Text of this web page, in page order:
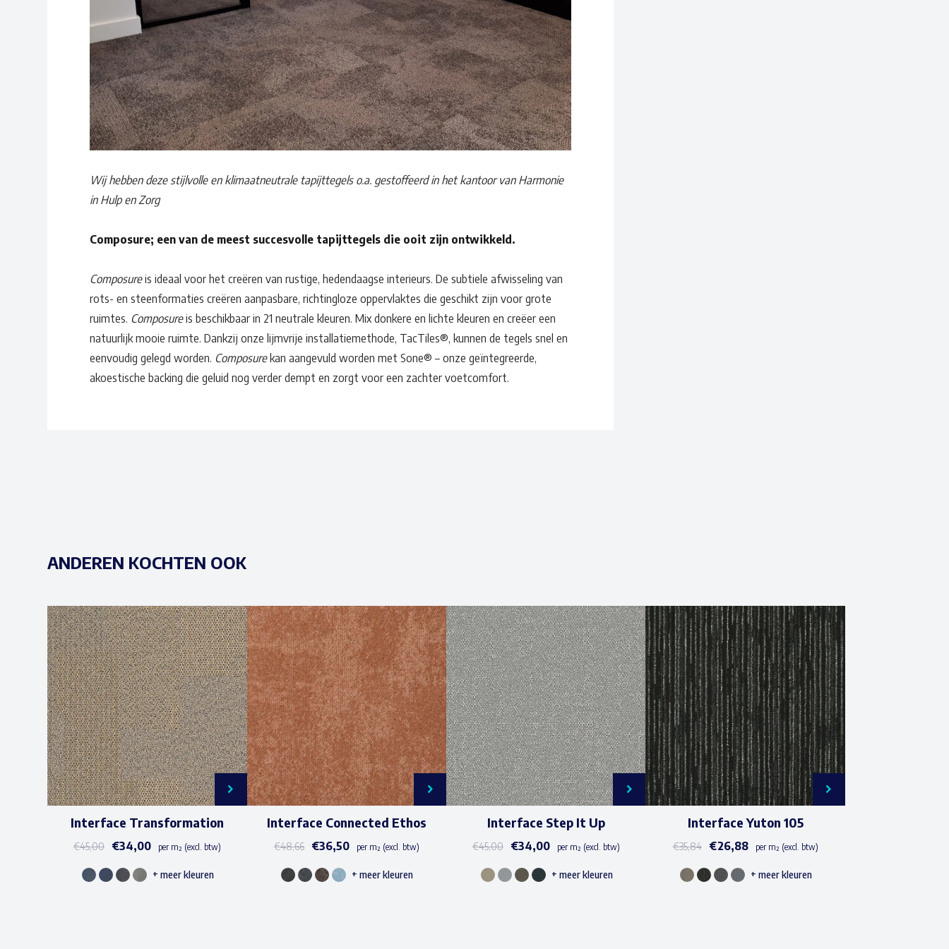
Wij hebben deze stijlvolle en klimaatneutrale tapijttegels o.a. gestoffeerd in het kantoor van Harmonie
in Hulp en Zorg
Composure; een van de meest succesvolle tapijttegels die ooit zijn ontwikkeld.
Composureis ideaal voor het creëren van rustige, hedendaagse interieurs. De subtiele afwisseling van
rots- en steenformaties creëren aanpasbare, richtingloze oppervlaktes die geschikt zijn voor grote
ruimtes. Composureis beschikbaar in 21 neutrale kleuren. Mix donkere en lichte kleuren en creëer een
natuurlijk mooie ruimte. Dankzij onze lijmvrije installatiemethode, TacTiles®, kunnen de tegels snel en
eenvoudig gelegd worden. Composurekan aangevuld worden met Sone® – onze geïntegreerde,
akoestische backing die geluid nog verder dempt en zorgt voor een zachter voetcomfort.
ANDEREN KOCHTEN OOK
Interface Transformation
€45,00 €34,00 per m² (excl. btw)
Dit
+ meer kleuren
Interface Connected Ethos
€48,66 €36,50 per m² (excl. btw)
+ meer kleuren
Interface Step It Up
€45,00 €34,00 per m² (excl. btw)
Dit
+ meer kleuren
Interface Yuton 105
€35,84 €26,88 per m² (excl. btw)
+ meer kleuren